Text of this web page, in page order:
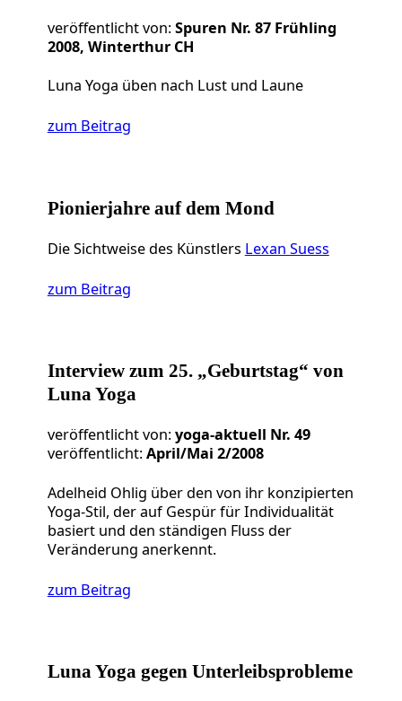
veröffentlicht von:Spuren Nr. 87 Frühling
2008, Winterthur CH
Luna Yoga üben nach Lust und Laune
zum Beitrag
Pionierjahre auf dem Mond
Die Sichtweise des Künstlers Lexan Suess
zum Beitrag
Interview zum 25. „Geburtstag“ von
Luna Yoga
veröffentlicht von:yoga-aktuell Nr. 49
veröffentlicht:April/Mai 2/2008
Adelheid Ohlig über den von ihr konzipierten
Yoga-Stil, der auf Gespür für Individualität
basiert und den ständigen Fluss der
Veränderung anerkennt.
zum Beitrag
Luna Yoga gegen Unterleibsprobleme